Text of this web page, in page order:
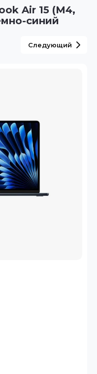
Air 15 (M4,
синий
Следующий